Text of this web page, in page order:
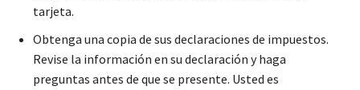
tarjeta.
Obtenga una copia de sus declaraciones de impuestos.
Revise la información en su declaración y haga
preguntas antes de que se presente. Usted es